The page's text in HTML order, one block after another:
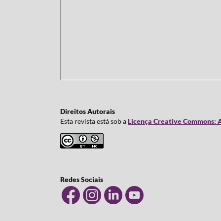
Direitos Autorais
Esta revista está sob aLicença Creative
Redes Sociais